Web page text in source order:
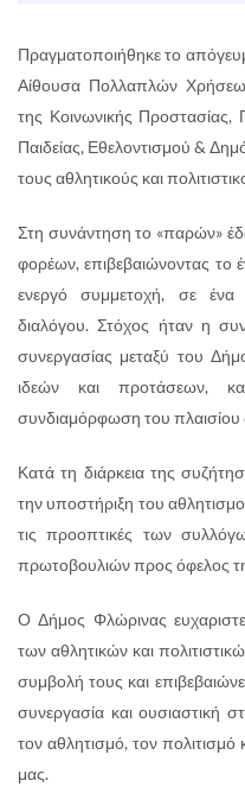
Πραγματοποιήθηκε το
Αίθουσα Πολλαπλών
της Κοινωνικής Προστασίας,
Παιδείας, Εθελοντισμού &
τους αθλητικούς και
Στη συνάντηση το «παρών»
φορέων, επιβεβαιώνοντας το
ενεργό συμμετοχή, σε ένα
διαλόγου. Στόχος ήταν η
συνεργασίας μεταξύ του
ιδεών και προτάσεων,
συνδιαμόρφωση του πλαισίου
Κατά τη διάρκεια της
την υποστήριξη του
τις προοπτικές των
πρωτοβουλιών προς όφελος
Ο Δήμος Φλώρινας
των αθλητικών και
συμβολή τους και
συνεργασία και ουσιαστική
τον αθλητισμό, τον
μας.